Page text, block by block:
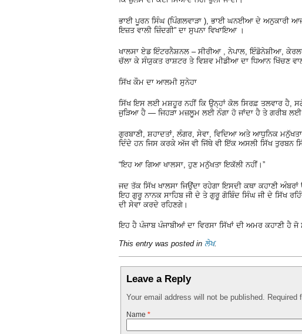
ਭਾਈ ਪੂਰਨ ਸਿੰਘ (ਪਿੰਗਲਵਾੜਾ ), ਭਾਈ ਘਨਈਆ ਦੇ ਅਨੁਕਾਰੀ ਆਜ
ਇਜ਼ਤ ਵਾਲੀ ਜ਼ਿੰਦਗੀ” ਦਾ ਸੁਪਨਾ ਵਿਖਾਇਆ ।
ਖਾਲਸਾ ਏਡ ਇੰਟਰਨੈਸ਼ਨਲ – ਸੀਰੀਆ , ਨੇਪਾਲ, ਇੰਡੋਨੇਸ਼ੀਆ,
ਚੱਲਾ ਕੇ ਸੰਯੁਕਤ ਰਾਸ਼ਟਰ ਤੇ ਵਿਸ਼ਵ ਮੀਡੀਆ ਦਾ ਧਿਆਨ ਖਿੱਚਣ
ਸਿੱਖ ਕੌਮ ਦਾ ਆਲਮੀ ਸੁਨੇਹਾ
ਸਿੱਖ ਇਸ ਲਈ ਮਸ਼ਹੂਰ ਨਹੀਂ ਕਿ ਉਨ੍ਹਾਂ ਕੋਲ ਸਿਰਫ਼ ਤਲਵਾਰ ਹੈ,
ਜੁੜਿਆ ਹੈ — ਜਿਹੜਾ ਮਜ਼ਲੂਮ ਲਈ ਨੰਗਾ ਹੋ ਜਾਂਦਾ ਹੈ ਤੇ ਗਰੀਬ ਲਈ
ਗੁਰਬਾਣੀ, ਸ਼ਹਾਦਤਾਂ, ਲੰਗਰ, ਸੇਵਾ, ਵਿਦਿਆ ਅਤੇ ਆਧੁਨਿਕ
ਦਿੰਦੇ ਹਨ ਜਿਸ ਕਰਕੇ ਅੱਜ ਵੀ ਜਿੱਥੇ ਵੀ ਇੱਕ ਅਸਲੀ ਸਿੱਖ ਤੁਰਬਨ
“ਇਹ ਆ ਗਿਆ ਖਾਲਸਾ, ਹੁਣ ਮਨੁੱਖਤਾ ਇਕੱਲੀ ਨਹੀਂ।”
ਜਦ ਤੱਕ ਸਿੱਖ ਖਾਲਸਾ ਜਿਉਂਦਾ ਰਹੇਗਾ ਇਸਦੀ ਕਥਾ ਕਹਾਣੀ ਅੰਬਰਾਂ
ਇਹ ਗੁਰੂ ਨਾਨਕ ਸਾਹਿਬ ਜੀ ਦੇ ਤੇ ਗੁਰੂ ਗੋਬਿੰਦ ਸਿੰਘ ਜੀ ਦੇ ਸਿੱਖ
ਦੀ ਸੇਵਾ ਕਰਦੇ ਰਹਿਣਗੇ।
ਇਹ ਹੈ ਪੰਜਾਬ ਪੰਜਾਬੀਆਂ ਦਾ ਵਿਰਸਾ ਸਿੱਖਾਂ ਦੀ ਅਮਰ ਕਹਾਣੀ ਹੈ
This entry was posted in ਲੇਖ.
Leave a Reply
Your email address will not be published. Required
Name *